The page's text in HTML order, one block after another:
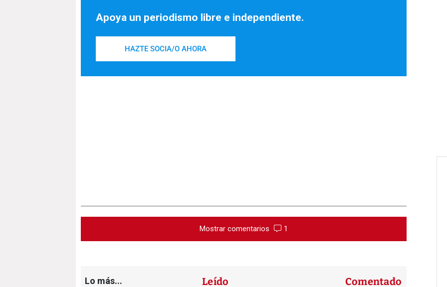
Apoya un periodismo libre e independiente.
HAZTE SOCIA/O AHORA
Mostrar comentarios 1
Lo más... Leído Comentado